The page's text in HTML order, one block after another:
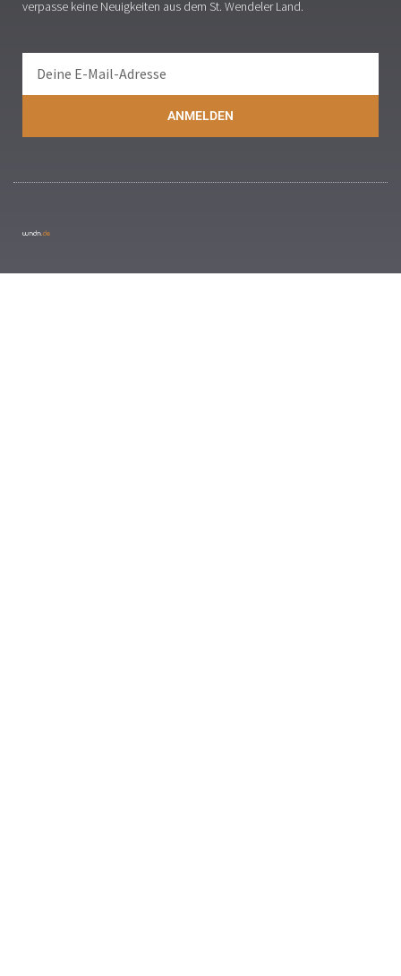
verpasse keine Neuigkeiten aus dem St. Wendeler Land.
ANMELDEN